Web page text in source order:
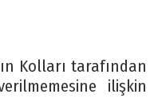
Kolları tarafından
ilişkin